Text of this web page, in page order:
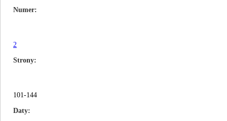
Numer
2
Strony
101-144
Daty